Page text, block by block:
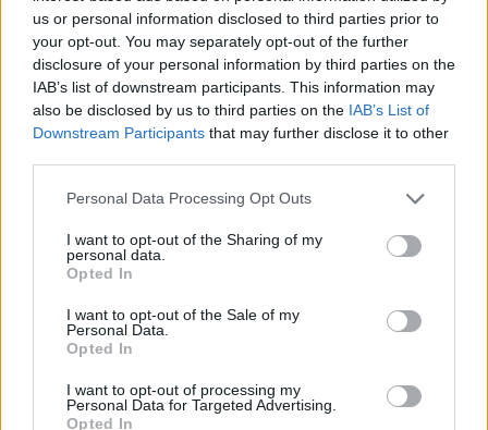
us or personal information disclosed to third parties prior to
your opt-out. You may separately opt-out of the further
disclosure of your personal information by third parties on the
IAB’s list of downstream participants. This information may
also be disclosed by us to third parties on the IAB’s List of
Downstream Participants that may further disclose it to other
Personal Data Processing Opt Outs
I want to opt-out of the Sharing of my
personal data.
Opted In
I want to opt-out of the Sale of my
Personal Data.
Opted In
I want to opt-out of processing my
Personal Data for Targeted Advertising.
Opted In
Autarquia reforça em 51% Contratos de
Investimento com as Freguesias
3/08/2026